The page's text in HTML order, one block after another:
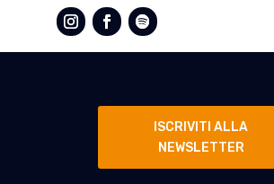
ISCRIVITI ALLA
NEWSLETTER